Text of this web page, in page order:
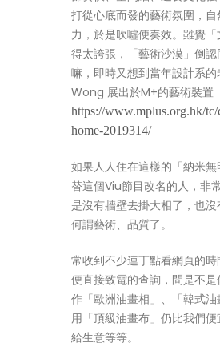
打從心底而發的藝術氛圍，
力，於是吹噓便奏效。雖覺
得太誇張，「藝術沙漠」倒
嘛，即時又想到當年設計系
Wong 展出於M+的藝術裝置
https://www.mplus.org.hk/
home-2019314/
如果人人住在這樣的「納米
替這個Viu節目改名的人，非
是沒有牆壁去掛大相了，也
何謂藝術、品質了。
常收到不少連丁點看網頁的時
便直接致電的查詢，問是不
作「歐洲油畫相」、「韓式
用「頂級油畫布」仍比我們
給生意等等。